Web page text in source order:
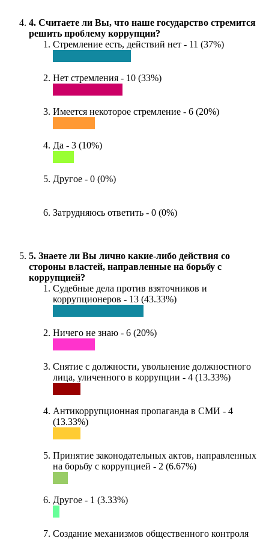
4. Считаете ли Вы, что наше государство стремится
решить проблему коррупции?
Стремление есть, действий нет - 11 (37%)
Нет стремления - 10 (33%)
Имеется некоторое стремление - 6 (20%)
Да - 3 (10%)
Другое - 0 (0%)
Затрудняюсь ответить - 0 (0%)
5. Знаете ли Вы лично какие-либо действия со
стороны властей, направленные на борьбу с
коррупцией?
Судебные дела против взяточников и
коррупционеров - 13 (43.33%)
Ничего не знаю - 6 (20%)
Снятие с должности, увольнение должностного
лица, уличенного в коррупции - 4 (13.33%)
Антикоррупционная пропаганда в СМИ - 4
(13.33%)
Принятие законодательных актов, направленных
на борьбу с коррупцией - 2 (6.67%)
Другое - 1 (3.33%)
Создание механизмов общественного контроля